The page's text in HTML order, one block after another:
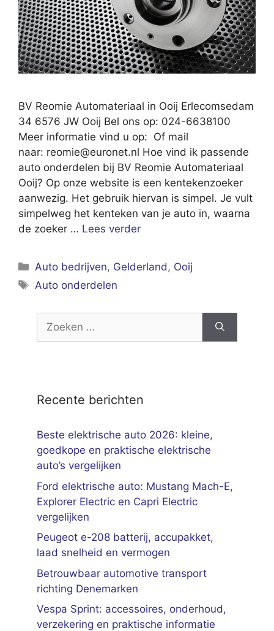
BV Reomie Automateriaal in Ooij Erlecomsedam
34 6576 JW Ooij Bel ons op: 024-6638100
Meer informatie vind u op: Of mail
naar: reomie@euronet.nl Hoe vind ik passende
auto onderdelen bij BV Reomie Automateriaal
Ooij? Op onze website is een kentekenzoeker
aanwezig. Het gebruik hiervan is simpel. Je vult
simpelweg het kenteken van je auto in, waarna
de zoeker … Lees verder
Categorieën
Auto bedrijven, Gelderland, Ooij
Tags
Auto onderdelen
Zoek
Recente berichten
Beste elektrische auto 2026: kleine,
goedkope en praktische elektrische
auto’s vergelijken
Ford elektrische auto: Mustang Mach-E,
Explorer Electric en Capri Electric
vergelijken
Peugeot e-208 batterij, accupakket,
laad snelheid en vermogen
Betrouwbaar automotive transport
richting Denemarken
Vespa Sprint: accessoires, onderhoud,
verzekering en praktische informatie